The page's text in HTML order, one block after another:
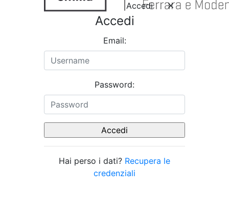
Accedi
Accedi
Email:
Password:
Hai perso i dati? Recupera le
credenziali